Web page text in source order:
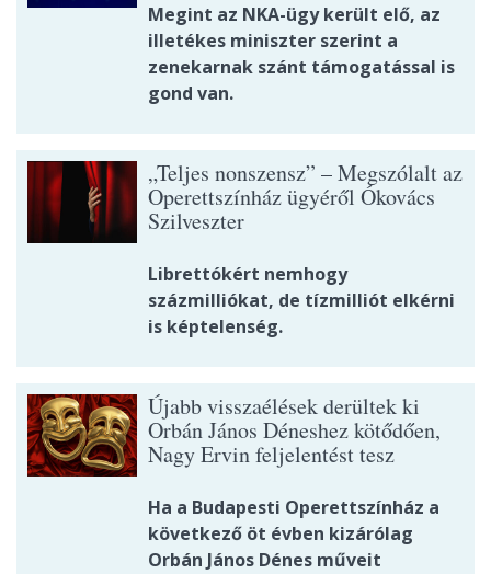
Megint az NKA-ügy került elő, az
illetékes miniszter szerint a
zenekarnak szánt támogatással is
gond van.
„Teljes nonszensz” – Megszólalt az
Operettszínház ügyéről Ókovács
Szilveszter
Librettókért nemhogy
százmilliókat, de tízmilliót elkérni
is képtelenség.
Újabb visszaélések derültek ki
Orbán János Déneshez kötődően,
Nagy Ervin feljelentést tesz
Ha a Budapesti Operettszínház a
következő öt évben kizárólag
Orbán János Dénes műveit